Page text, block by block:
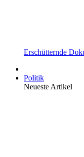
Erschütternde
Politik
Neueste Artikel